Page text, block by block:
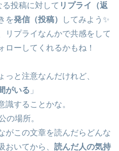
投稿に対して リプライ（返
を発信（投稿）
してみよう✨
リプライなんかで共感をして
ローしてくれるかもね！
っと注意なんだけれど、
がいる 」
識することかな。
の場所。
がこの文章を読んだらどんな
おいてから、 読んだ人の気持